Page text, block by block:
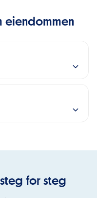
eiendommen
for steg